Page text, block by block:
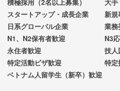
スタートアップ・成長企業
新規
日系グローバル企業
業務
N1、N2保有者歓迎
N3
永住者歓迎
技人
特定活動ビザ歓迎
特定
ベトナム人留学生（新卒）歓迎